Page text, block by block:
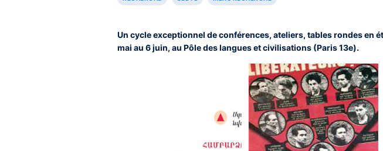
Un cycle exceptionnel de conférences, ateliers, tables rondes en
mai au 6 juin, au Pôle des langues et civilisations (Paris 13e).